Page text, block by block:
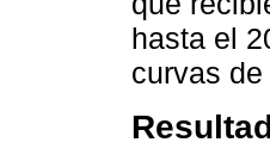
hasta el
curvas